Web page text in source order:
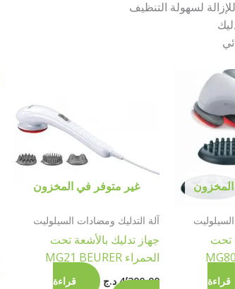
لسهولة التنظيف
تحت
قراءة
غير متوفر في المخزون
آلة التدليك ومضادات السيلوليت
جهاز تدليك بالأشعة تحت
الحمراء MG21 BEURER
4٬200٫00 د.ج
قراءة